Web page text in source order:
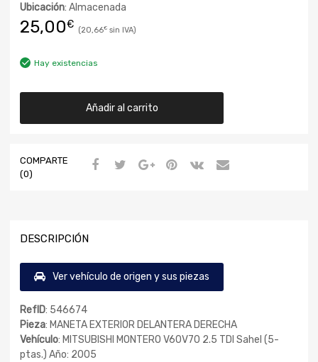
Ubicación: Almacenada
25,00€ 20,66€
Hay existencias
Añadir al carrito
COMPARTE
(0)
DESCRIPCIÓN
Ver vehículo de origen y sus piezas
RefID: 546674
Pieza: MANETA EXTERIOR DELANTERA DERECHA
Vehículo: MITSUBISHI MONTERO V60V70 2.5 TDI Sahel (5-
ptas.) Año: 2005